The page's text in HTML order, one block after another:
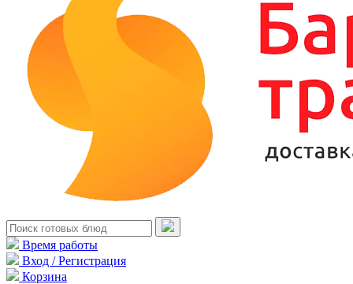
Время работы
Вход / Регистрация
Корзина